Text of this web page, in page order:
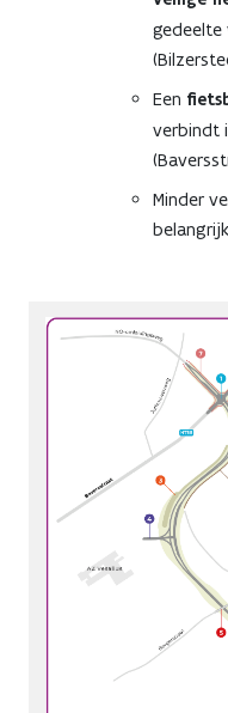
gedeelte
Een
verbindt
Minder